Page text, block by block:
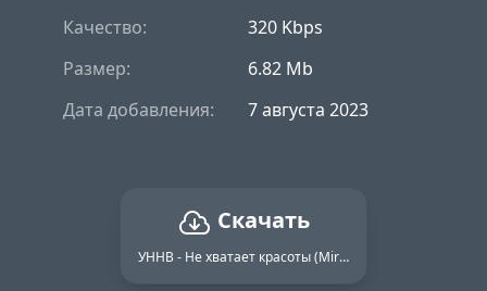
Качество:
320 Kbps
Размер:
6.82 Mb
Дата добавления:
7 августа 2023
Скачать
УННВ - Не хватает красоты (Mirniyy Remix)